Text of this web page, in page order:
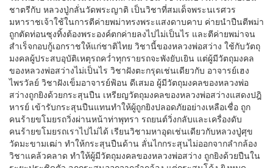
ชาตรีกับ หลวงปู่กลั่นวัดพระญาติ เป็นวิชาที่สมเด็จพระนเรศวร
มหาราชเจ้าใช้ในการตีค่ายพม่าทรงพระแสงดาบคาบ ค่ายนำปืนตีพม่า
ถูกตัดท่อนซุงทิ้งต้องพระองค์ตกค่ายลงไปไม่เป็นไร และตีค่ายพม่าจน
สำเร็จกอบกู้เอกราชให้แก่ชาติไทย วิชานี้ของหลวงพ่อสว่าง ใช้กับวัตถุ
มงคลผู้ประสบอุบัติเหตุรถคว่ำทุกรายรถจะพังยับเยิน แต่ผู้มีวัตถุมงคล
ของหลวงพ่อสว่างไม่เป็นไร วิชาฝังตะกรุดเช่นเดียวกับ อาจารย์เฮง
ไพรวัลย์ วิชาฝังเข็มอาจารย์ฟ้อน ดีเสมอ ผู้มีวัตถุมงคลของหลวงพ่อ
สว่างถูกยิงด้วยกระสุนปืน เหรียญวัตถุมงคลของหลวงพ่อสว่างแสดงปฎิ
หารย์ เข้ารับกระสุนปืนแทนทำให้ผู้ถูกยิงปลอดภัยอย่างเหลือเชื่อ ถูก
คนร้ายขโมยรถวิ่งผ่านหน้าท่าพุทรา รถยนต์วิ่งกลับและเครื่องดับ
คนร้ายขโมยรถเราไปไม่ได้ เรียนวิชามหาอุดเช่นเดียวกับหลวงปู่ศุข
วัดมะขามเฒ่า ทำให้กระสุนปืนด้าน ลั่นไกกระสุนไม่ออกจากลำกล้อง
วิชาแคล้วคลาด ทำให้ผู้มีวัตถุมงคลของหลวงพ่อสว่าง ถูกยิงด้วยปืนใน